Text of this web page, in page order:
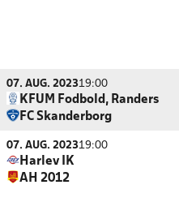
07. AUG. 202319:00
KFUM Fodbold, Randers
FC Skanderborg
07. AUG. 202319:00
Harlev IK
AH 2012